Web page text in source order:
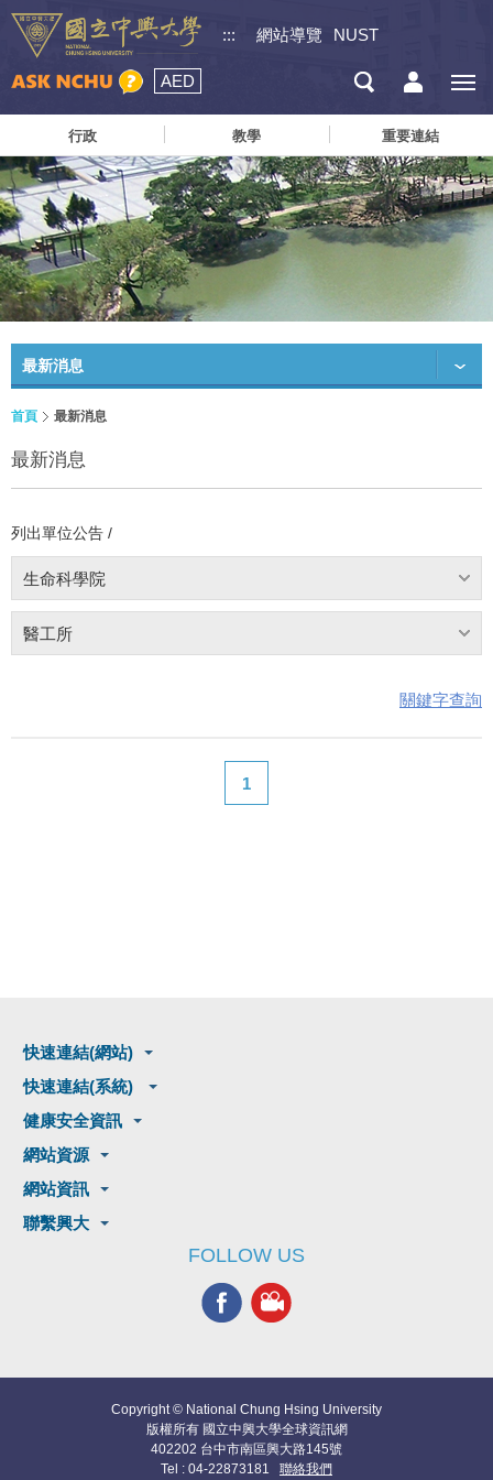
::: 網站導覽 NUST
AED
行政 教學 重要連結
最新消息
首頁 最新消息
最新消息
列出單位公告 /
生命科學院
醫工所
關鍵字查詢
1
快速連結(網站)
快速連結(系統)
健康安全資訊
網站資源
網站資訊
聯繫興大
FOLLOW US
Copyright © National Chung Hsing University
版權所有 國立中興大學全球資訊網
402202 台中市南區興大路145號
Tel : 04-22873181 聯絡我們